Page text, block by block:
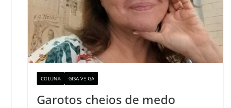
COLUNA GISA VEIGA
Garotos cheios de medo